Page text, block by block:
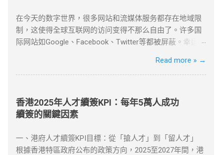
商，提供企业级国际专线服务，通过MPLS VPN技术实现
全球安全互联。 全球超过50个节点覆盖 SLA服务等级保证
金融级加密传输 中国联通云联网 提供跨境云连接服务，支
缝连接。 支持多云平台接入 智能路由优化 可视化运维管
理 阿里云VPN网关 阿里云提供的企业级VPN服务，支持
在今天的数字世界，很多网站和流媒体服务都存在地域限
制，这使得全球互联网的访问变得不那么自由了。许多国
际网站如Google、Facebook、Twitter等都被屏蔽。幸运的
这些地理限制，畅享全球内容。 什么是VPN翻墙？ VPN翻
墙指的是使用VPN技术，通过改变用户的IP地址，来绕过
加密技术保护你的上网数据，同时隐藏真实IP，使你能够
以另一个地区的身份访问互联网资源。 对于许多需要翻墙
墙”，还是解锁Netflix、YouTube等流媒体平台，VPN都提
供了安全、可靠的解决方案。 如何选择合适的VPN工具？
Read more » →
香港2025年人才續簽KPI：每年5萬人成功
續簽的關鍵因素
一、港府人才續簽KPI目標：從「搶人才」到「留人才」
根據香港特區政府公布的政策方向，2025至2027年間，港